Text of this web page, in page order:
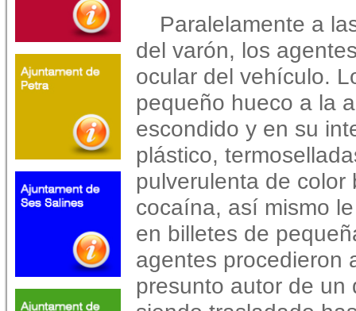
Paralelamente a
del varón, los
ocular del vehículo.
pequeño hueco a la
escondido y en su
plástico,
pulverulenta de
cocaína, así mismo
en billetes de
agentes procedieron
presunto autor de un